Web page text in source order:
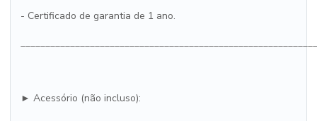
- Certificado de garantia de 1 ano.
► Acessório (não incluso):